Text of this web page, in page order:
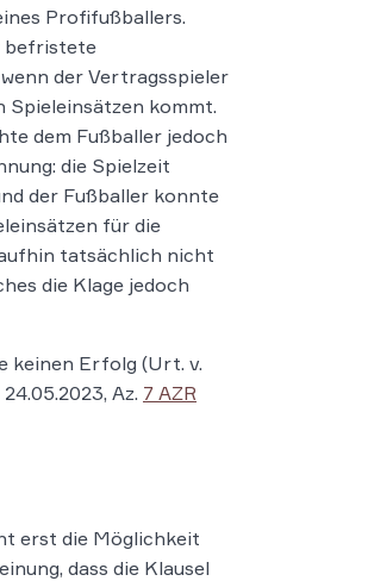
Profifußballers.
befristete
der Vertragsspieler
Spieleinsätzen kommt.
dem Fußballer jedoch
die Spielzeit
der Fußballer konnte
für die
tatsächlich nicht
die Klage jedoch
keinen Erfolg (Urt. v.
Az. 7 AZR
erst die Möglichkeit
dass die Klausel